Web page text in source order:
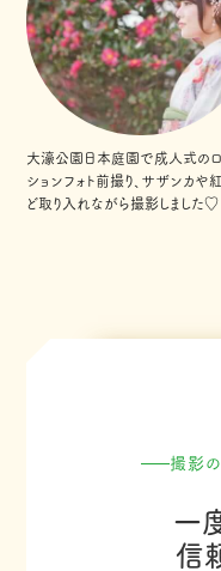
大濠公園日本庭園で成人式の
ションフォト前撮り、サザンカや
ど取り入れながら撮影しました♡
撮影
一
信